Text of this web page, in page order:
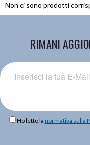
Non ci sono prodotti
RIMANI
Ho letto la normativa sulla